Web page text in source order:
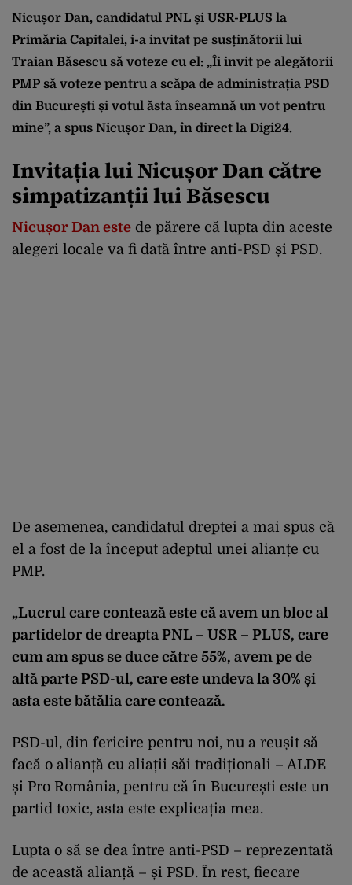
Nicușor Dan, candidatul PNL și USR-PLUS la
Primăria Capitalei, i-a invitat pe susținătorii lui
Traian Băsescu să voteze cu el: „Îi invit pe alegătorii
PMP să voteze pentru a scăpa de administrația PSD
din București și votul ăsta înseamnă un vot pentru
mine”, a spus Nicușor Dan, în direct la Digi24.
Invitația lui Nicușor Dan către
simpatizanții lui Băsescu
Nicușor Dan este de părere că lupta din aceste
alegeri locale va fi dată între anti-PSD și PSD.
De asemenea, candidatul dreptei a mai spus că
el a fost de la început adeptul unei alianțe cu
PMP.
„Lucrul care contează este că avem un bloc al
partidelor de dreapta PNL – USR – PLUS, care
cum am spus se duce către 55%, avem pe de
altă parte PSD-ul, care este undeva la 30% și
asta este bătălia care contează.
PSD-ul, din fericire pentru noi, nu a reușit să
facă o alianță cu aliații săi tradiționali – ALDE
și Pro România, pentru că în București este un
partid toxic, asta este explicația mea.
Lupta o să se dea între anti-PSD – reprezentată
de această alianță – și PSD. În rest, fiecare